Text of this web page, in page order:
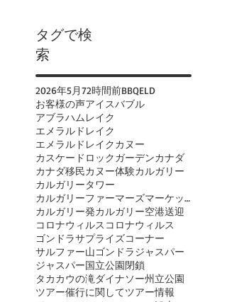
タグで検
索
2026年5月72時間前BBQELD
お客様の声アイスバブル
アブラハムレイク
エメラルドレイク
エメラルドレイクカヌー
カスケードロックガーデンカナダ
カナダ移民カヌー体験カルガリー
カルガリータワー
カルガリーファーマーズマーケット
カルガリー発カルガリー空港送迎
コロナウィルス コロナウィルス
ゴンドラサプライズコーナー
サルファー山ゴンドラジャスパー
ジャスパー国立公園閉鎖
タカカウの滝ダイナソー州立公園
ツアー催行に関してツアー情報